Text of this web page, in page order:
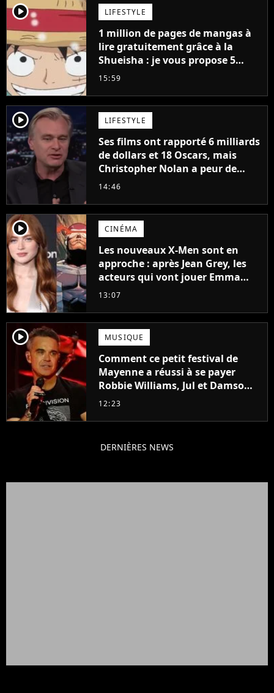
player2 LIFESTYLE
1 million de pages de mangas à
lire gratuitement grâce à la
Shueisha : je vous propose 5
mangas jamais sortis en France
15:59
player2 LIFESTYLE
Ses films ont rapporté 6 milliards
de dollars et 18 Oscars, mais
Christopher Nolan a peur de
tourner un genre de films très
14:46
player2 CINÉMA
Les nouveaux X-Men sont en
approche : après Jean Grey, les
acteurs qui vont jouer Emma
Frost et Cyclope trouvés !
13:07
player2 MUSIQUE
Comment ce petit festival de
Mayenne a réussi à se payer
Robbie Williams, Jul et Damso
cette année ?
12:23
DERNIÈRES NEWS